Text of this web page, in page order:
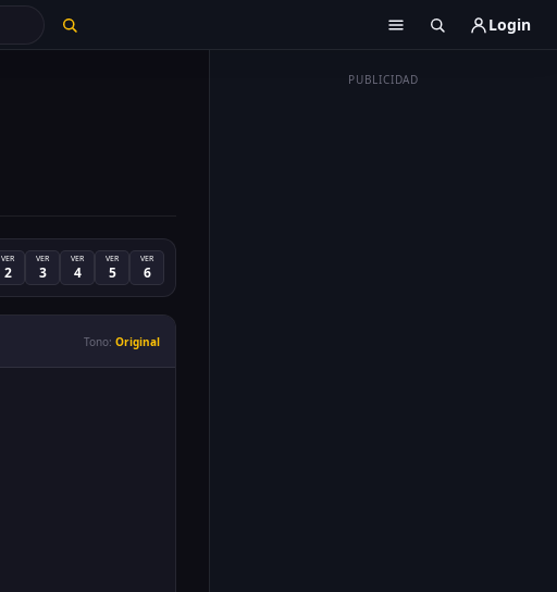
Login
PUBLICIDAD
VER
2
VER
3
VER
4
VER
5
VER
6
Tono: Original